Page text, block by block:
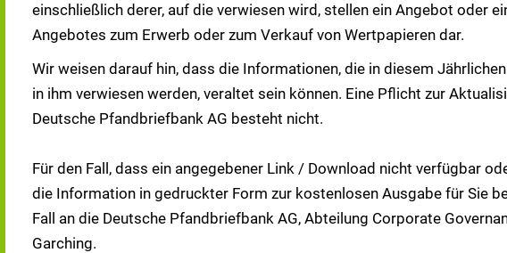
einschließlich derer, auf die verwiesen wird, stellen ein Angebot oder
Angebotes zum Erwerb oder zum Verkauf von Wertpapieren dar.
Wir weisen darauf hin, dass die Informationen, die in diesem
in ihm verwiesen werden, veraltet sein können. Eine Pflicht zur
Deutsche Pfandbriefbank AG besteht nicht.
Für den Fall, dass ein angegebener Link / Download nicht verfügbar
die Information in gedruckter Form zur kostenlosen Ausgabe für Sie
Fall an die Deutsche Pfandbriefbank AG, Abteilung Corporate
Garching.